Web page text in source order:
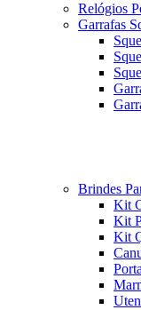
Relógios
Garrafas
Brindes
Kit
Kit
Kit